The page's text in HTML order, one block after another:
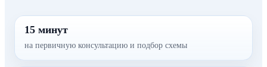
15 минут
на первичную консультацию и подбор схемы